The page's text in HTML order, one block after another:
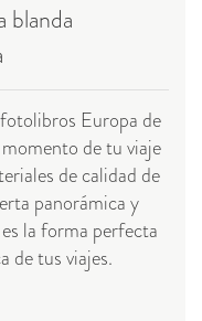
blanda
Europa de
de tu viaje
de calidad de
panorámica y
la forma perfecta
de tus viajes.